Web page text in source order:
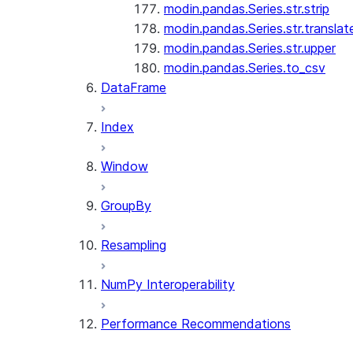
modin.pandas.Series.str.strip
modin.pandas.Series.str.upper
modin.pandas.Series.to_csv
DataFrame
Index
Window
GroupBy
Resampling
NumPy Interoperability
Performance Recommendations